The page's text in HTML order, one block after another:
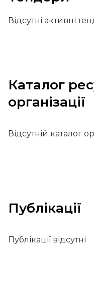
Відсутні активні
Каталог
організації
Відсутній каталог
Публікації
Публікації відсутні